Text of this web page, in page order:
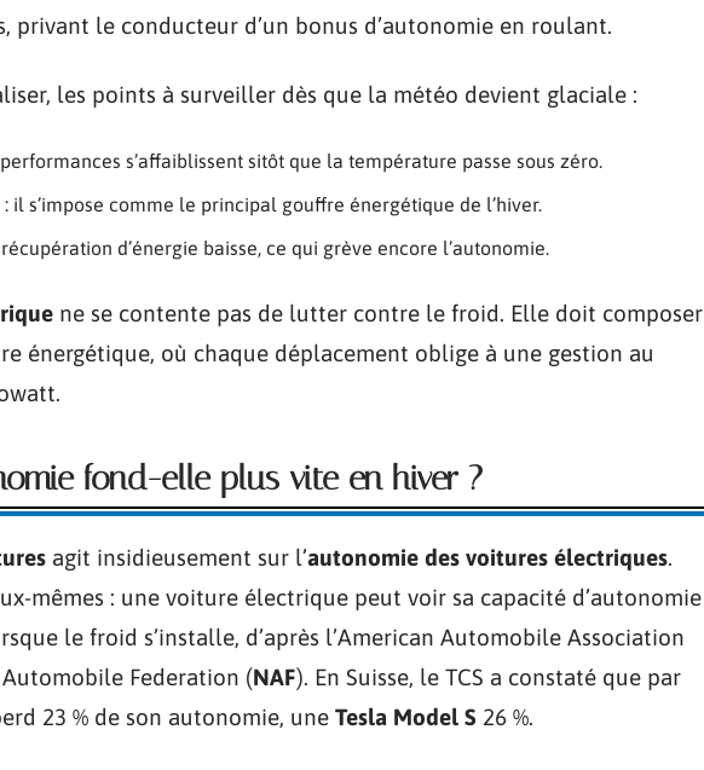
privant le conducteur d’un bonus d’autonomie en roulant.
les points à surveiller dès que la météo devient glaciale :
s’affaiblissent sitôt que la température passe sous zéro.
: il s’impose comme le principal gouffre énergétique de l’hiver.
d’énergie baisse, ce qui grève encore l’autonomie.
ne se contente pas de lutter contre le froid. Elle doit composer
énergétique, où chaque déplacement oblige à une gestion au
fond-elle plus vite en hiver ?
agit insidieusement sur l’autonomie des voitures électriques.
mêmes : une voiture électrique peut voir sa capacité d’autonomie
le froid s’installe, d’après l’American Automobile Association
Federation (NAF). En Suisse, le TCS a constaté que par
23 % de son autonomie, une Tesla Model S 26 %.